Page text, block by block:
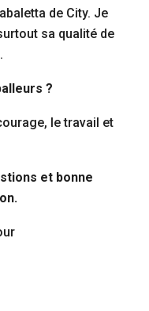
de City. Je
sa qualité de
?
le travail et
et bonne